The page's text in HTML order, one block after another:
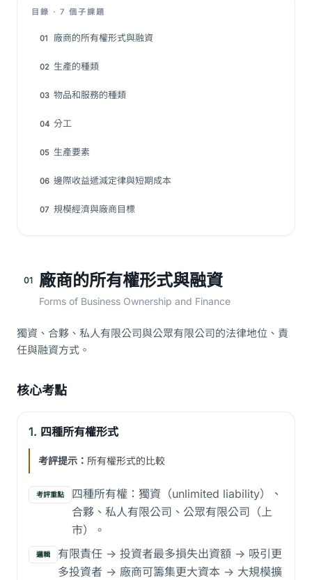
目錄 · 7 個子課題
01 廠商的所有權形式與融資
02 生產的種類
03 物品和服務的種類
04 分工
05 生產要素
06 邊際收益遞減定律與短期成本
07 規模經濟與廠商目標
01 廠商的所有權形式與融資
Forms of Business Ownership and Finance
獨資、合夥、私人有限公司與公眾有限公司的法律地位、責
任與融資方式。
核心考點
1. 四種所有權形式
考評提示： 所有權形式的比較
考評重點
四種所有權：獨資（unlimited liability）、
合夥、私人有限公司、公眾有限公司（上
市）。
邏輯
有限責任 -> 投資者最多損失出資額 -> 吸引更
多投資者 -> 廠商可籌集更大資本 -> 大規模擴